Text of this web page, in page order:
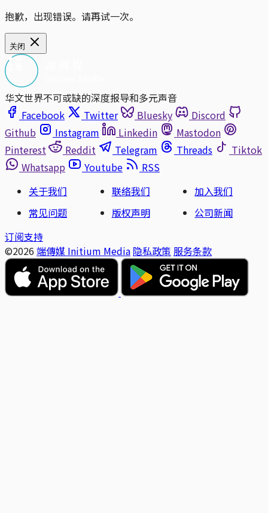
抱歉，出现错误。请再试一次。
关闭
华文世界不可或缺的深度报导和多元声音
Facebook
Twitter Bluesky
Discord
Github
Instagram Linkedin
Mastodon
Pinterest
Reddit Telegram Threads
Tiktok
Whatsapp
Youtube
RSS
关于我们
联络我们
加入我们
常见问题
版权声明
公司新闻
订阅支持
©2026 端傳媒 Initium Media 隐私政策 服务条款